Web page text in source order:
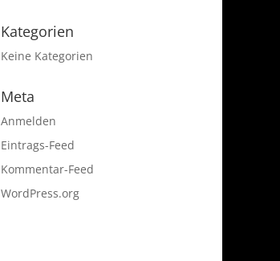
Kategorien
Keine Kategorien
Meta
Anmelden
Eintrags-Feed
Kommentar-Feed
WordPress.org